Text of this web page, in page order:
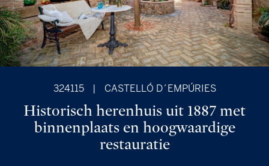
324115 CASTELLÓ D´EMPÚRIES
Historisch herenhuis uit 1887 met
binnenplaats en hoogwaardige
restauratie